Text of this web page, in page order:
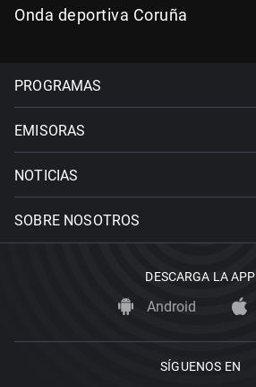
Onda deportiva Coruña
PROGRAMAS
EMISORAS
NOTICIAS
SOBRE NOSOTROS
DESCARGA LA APP
Android
SÍGUENOS EN